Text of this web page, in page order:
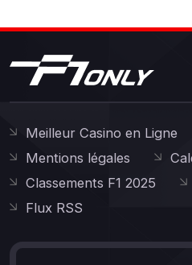
Meilleur Casino en Ligne
Mentions légales
Classements F1 2025
Flux RSS